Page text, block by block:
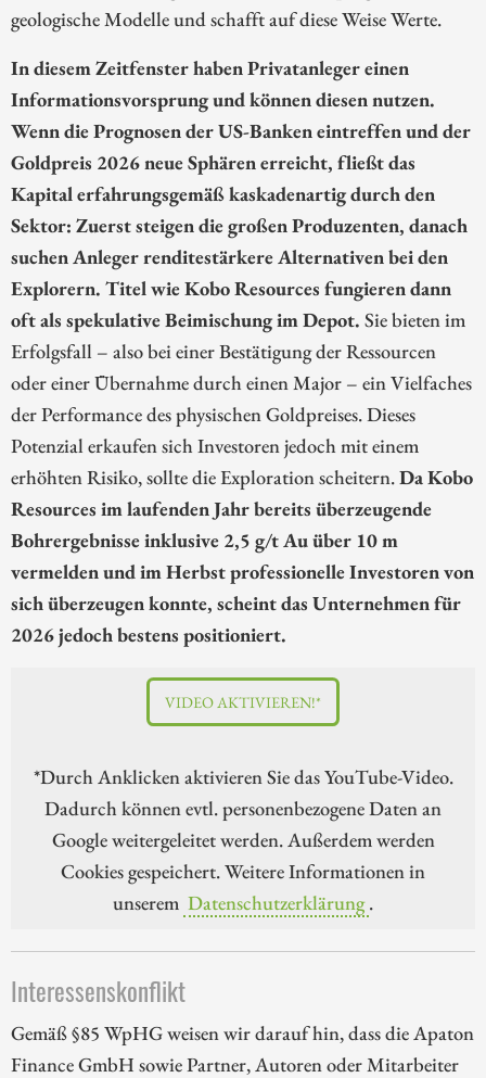
geologische Modelle und schafft auf diese Weise Werte.
In diesem Zeitfenster haben Privatanleger einen
Informationsvorsprung und können diesen nutzen.
Wenn die Prognosen der US-Banken eintreffen und der
Goldpreis 2026 neue Sphären erreicht, fließt das
Kapital erfahrungsgemäß kaskadenartig durch den
Sektor: Zuerst steigen die großen Produzenten, danach
suchen Anleger renditestärkere Alternativen bei den
Explorern. Titel wie Kobo Resources fungieren dann
oft als spekulative Beimischung im Depot. Sie bieten im
Erfolgsfall – also bei einer Bestätigung der Ressourcen
oder einer Übernahme durch einen Major – ein Vielfaches
der Performance des physischen Goldpreises. Dieses
Potenzial erkaufen sich Investoren jedoch mit einem
erhöhten Risiko, sollte die Exploration scheitern.Da Kobo
Resources im laufenden Jahr bereits überzeugende
Bohrergebnisse inklusive 2,5 g/t Au über 10 m
vermelden und im Herbst professionelle Investoren von
sich überzeugen konnte, scheint das Unternehmen für
2026 jedoch bestens positioniert.
VIDEO AKTIVIEREN!*
*Durch Anklicken aktivieren Sie das YouTube-Video.
Dadurch können evtl. personenbezogene Daten an
Google weitergeleitet werden. Außerdem werden
Cookies gespeichert. Weitere Informationen in
unserem Datenschutzerklärung .
Interessenskonflikt
Gemäß §85 WpHG weisen wir darauf hin, dass die Apaton
Finance GmbH sowie Partner, Autoren oder Mitarbeiter